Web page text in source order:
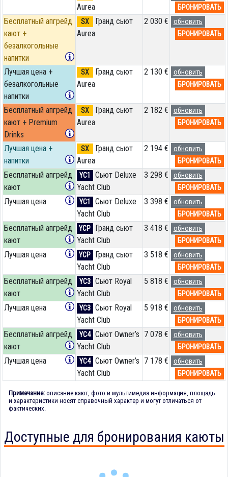
Aurea
БРОНИРОВАТЬ
Бесплатный апгрейд
кают +
безалкогольные
напитки
SX
Гранд сьют
Aurea
2 030 €
обновить
БРОНИРОВАТЬ
Лучшая цена +
безалкогольные
напитки
SX
Гранд сьют
Aurea
2 130 €
обновить
БРОНИРОВАТЬ
Бесплатный апгрейд
кают + Premium
Drinks
SX
Гранд сьют
Aurea
2 182 €
обновить
БРОНИРОВАТЬ
Лучшая цена +
напитки
SX
Гранд сьют
Aurea
2 194 €
обновить
БРОНИРОВАТЬ
Бесплатный апгрейд
кают
YC1
Сьют Deluxe
Yacht Club
3 298 €
обновить
БРОНИРОВАТЬ
Лучшая цена YC1
Сьют Deluxe
Yacht Club
3 398 €
обновить
БРОНИРОВАТЬ
Бесплатный апгрейд
кают
YCP
Гранд сьют
Yacht Club
3 418 €
обновить
БРОНИРОВАТЬ
Лучшая цена YCP
Гранд сьют
Yacht Club
3 518 €
обновить
БРОНИРОВАТЬ
Бесплатный апгрейд
кают
YC3 Сьют Royal
Yacht Club
5 818 €
обновить
БРОНИРОВАТЬ
Лучшая цена YC3 Сьют Royal
Yacht Club
5 918 €
обновить
БРОНИРОВАТЬ
Бесплатный апгрейд
кают
YC4 Сьют Owner’s
Yacht Club
7 078 €
обновить
БРОНИРОВАТЬ
Лучшая цена YC4 Сьют Owner’s
Yacht Club
7 178 €
обновить
БРОНИРОВАТЬ
Примечание: описание кают, фото и мультимедиа информация, площадь
и характеристики носят справочный характер и могут отличаться от
фактических.
Доступные для бронирования каюты